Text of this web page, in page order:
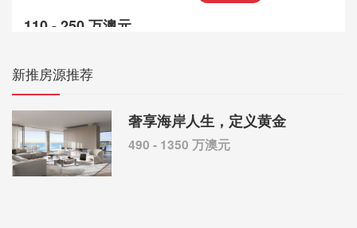
110 - 250 万澳元
新推房源推荐
奢享海岸人生，定义黄金
490 - 1350 万澳元